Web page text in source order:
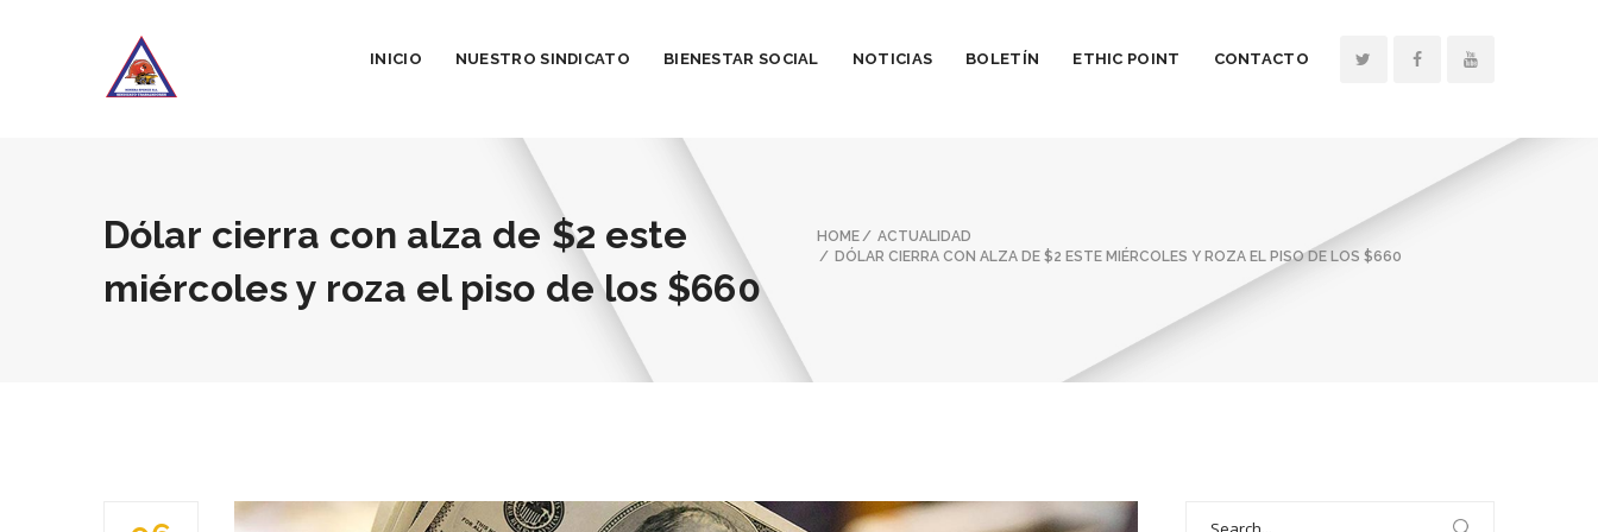
INICIO NUESTRO SINDICATO BIENESTAR SOCIAL NOTICIAS BOLETÍN ETHIC POINT CONTACTO
Dólar cierra con alza de $2 este
miércoles y roza el piso de los $660
HOME
ACTUALIDAD
DÓLAR CIERRA CON ALZA DE $2 ESTE MIÉRCOLES Y ROZA EL PISO DE LOS $660